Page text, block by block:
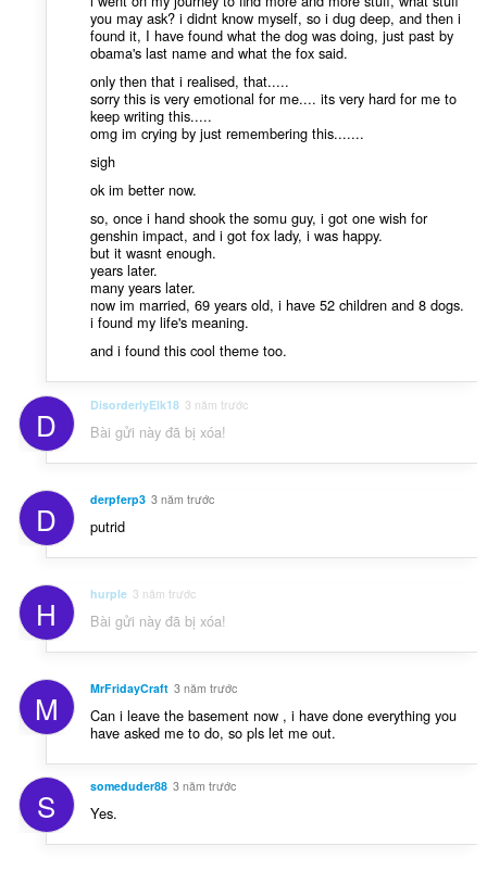
you may ask? i didnt know myself, so i dug deep, and then i
found it, I have found what the dog was doing, just past by
obama's last name and what the fox said.
only then that i realised, that.....
sorry this is very emotional for me.... its very hard for me to
keep writing this.....
omg im crying by just remembering this.......
sigh
ok im better now.
so, once i hand shook the somu guy, i got one wish for
genshin impact, and i got fox lady, i was happy.
but it wasnt enough.
years later.
many years later.
now im married, 69 years old, i have 52 children and 8 dogs.
i found my life's meaning.
and i found this cool theme too.
D DisorderlyElk18 3 năm trước
Bài gửi này đã bị xóa!
D derpferp3 3 năm trước
putrid
H hurple 3 năm trước
Bài gửi này đã bị xóa!
M MrFridayCraft 3 năm trước
Can i leave the basement now , i have done everything you
have asked me to do, so pls let me out.
S someduder88 3 năm trước
Yes.